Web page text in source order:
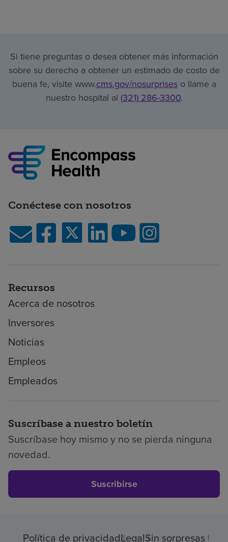
Si tiene preguntas o desea obtener más información
sobre su derecho a obtener un estimado de costo de
buena fe, visite www.cms.gov/nosurpriseso llame a
nuestro hospital al (321) 286-3300.
Conéctese con nosotros
Recursos
Acerca de nosotros
Inversores
Noticias
Empleos
Empleados
Suscríbase a nuestro boletín
Suscríbase hoy mismo y no se pierda ninguna
novedad.
Suscribirse
Política de privacidadLegalSin sorpresas